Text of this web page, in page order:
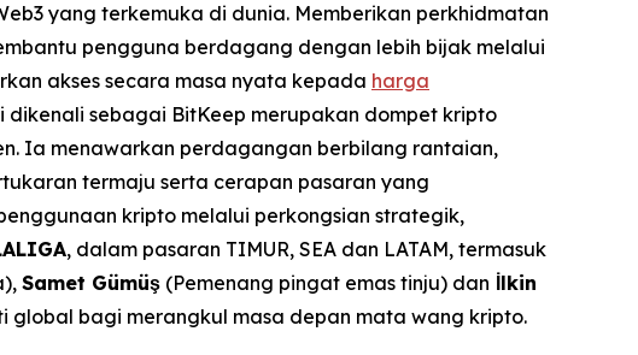
yang terkemuka di dunia. Memberikan perkhidmatan
pengguna berdagang dengan lebih bijak melalui
akses secara masa nyata kepada harga
dikenali sebagai BitKeep merupakan dompet kripto
Ia menawarkan perdagangan berbilang rantaian,
termaju serta cerapan pasaran yang
kripto melalui perkongsian strategik,
, dalam pasaran TIMUR, SEA dan LATAM, termasuk
Samet Gümüş (Pemenang pingat emas tinju) dan İlkin
global bagi merangkul masa depan mata wang kripto.